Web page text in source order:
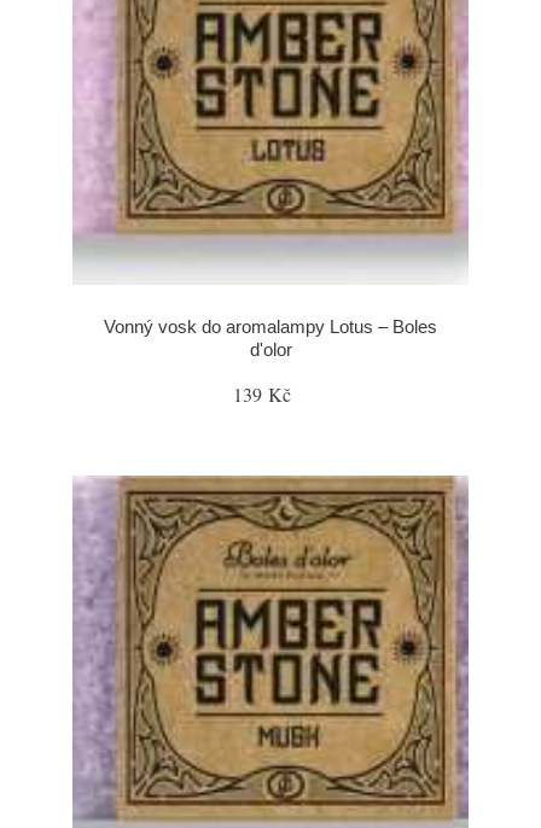
Vonný vosk do aromalampy Lotus – Boles
d'olor
139 Kč